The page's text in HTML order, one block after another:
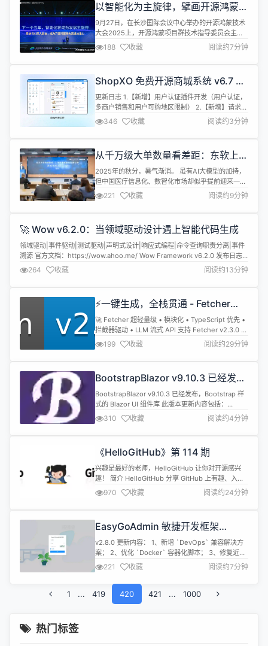
于打造智能终端操作系统根社区，以“一个系统、一
个生态”为目标，让不同设备共享统...
以智能化为主旋律，擘画开源鸿蒙下
一个五年发展技术蓝图
9月27日，在长沙国际会议中心举办的开源鸿蒙技术
大会2025上，开源鸿蒙项目群技术指导委员会主
席、华为Fellow、基础软件首席科学家陈海波发表了
题为《开源鸿蒙：智启新五年，共赢新生态》的主题
演讲，与来自学术界和产业界的专家们共同回顾开源
本，并展望面向未来的智能终端操作系统关键技术创
新方向，呼吁与会专家以智能化...
188 收藏 阅读约7分钟
ShopXO 免费开源商城系统 v6.7 版
本已发布
更新日志 1.【新增】用户认证插件开发（用户认证，
多商户销售和用户可购地区限制） 2.【新增】请求日
志插件 3.【新增】博客、问答、组合搭配、多门店、
多商户、销售记录支持 DIY 组件 4.【新增】商品魔
方 DIY 组件 5.【新增】多商户、多门店新增员工职
惠券 7.【优化】后台数据统计去除多余的，数据统计
大...
346 收藏 阅读约3分钟
从千万级大单数量看差距：东软上半
年斩获近20单，同行却深陷亏损
2025年的秋分，暑气渐消。 虽有AI大模型的加持，
但中国医疗信息化、数智化市场却似乎提前迎来一片
“寒气”。 这是一个几乎所有参与者都感到步履维艰的
时刻，业务收缩、利润亏损成为了市场的主旋律。 然
而，在这一片萧瑟之中，东软集团却凭借一套章法清
中的“相对胜利” 我们先来看看这股“寒气”有多么严
酷。 根据对国内3...
221 收藏 阅读约9分钟
🚀 Wow v6.2.0：当领域驱动设计遇上智能代码生成
领域驱动|事件驱动|测试驱动|声明式设计|响应式编程|命令查询职责分离|事件
溯源 官方文档：https://wow.ahoo.me/ Wow Framework v6.2.0 发布日志
🎉 重磅新特性 革命性的客户端代码生成工具 本次版本引入了@ahoo-
wang/fetcher-generator，一个专为 Wow 框架打造的 TypeScript 代码...
264 收藏 阅读约13分钟
⚡一键生成，全栈贯通 - Fetcher
v2.3.0 发布！
🚀 Fetcher 超轻量级 • 模块化 • TypeScript 优先 •
拦截器驱动 • LLM 流式 API 支持 Fetcher v2.3.0 发
布日志 🎊激动人心的时刻到了！Fetcher v2.3.0 正
式发布！这个版本带来了革命性的代码生成器和一系
列强大的新特性，让您的开发体验更加流畅高效！ ✨
199 收藏 阅读约29分钟
BootstrapBlazor v9.10.3 已经发
布，Bootstrap 样式的 Blazor UI 组
件库
BootstrapBlazor v9.10.3 已经发布，Bootstrap 样
式的 Blazor UI 组件库 此版本更新内容包括：
Release 2025-9-28 V9.10.3 Break changes
Bugs fix(Chart): 支持标签自定义格式（增加
formatter 参数） by @ArgoZhang in https://git...
310 收藏 阅读约4分钟
《HelloGitHub》第 114 期
兴趣是最好的老师，HelloGitHub 让你对开源感兴
趣！ 简介 HelloGitHub 分享 GitHub 上有趣、入门
级的开源项目。
github.com/521xueweihan/HelloGitHub 这里有
实战项目、入门教程、黑科技、开源书籍、大厂开源
C/C++、Swift...让你在短时间...
970 收藏 阅读约24分钟
EasyGoAdmin 敏捷开发框架
Beego+EleVue 版本 v2.8.0 发布
v2.8.0 更新内容： 1、新增 `DevOps` 兼容解决方
案； 2、优化 `Docker` 容器化脚本； 3、修复近期
用户反馈的问题； 一款 Go 语言基于 Beego、
Vue、ElementUI、MySQL 等框架精心打造的一款
模块化、插件化、高性能的前后端分离架构敏捷开发
框架，可快速搭建前后端分离后台管理系统，本着简
化开发、提升开发效率的初衷，框架...
221 收藏 阅读约7分钟
1 ... 419 420 421 ... 1000
热门标签